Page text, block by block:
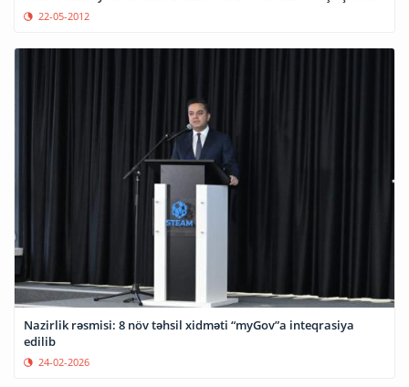
22-05-2012
Nazirlik rəsmisi: 8 növ təhsil xidməti “myGov”a inteqrasiya
edilib
24-02-2026